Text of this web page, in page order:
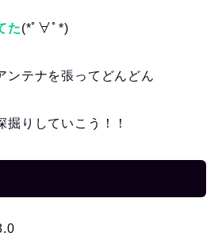
た(*ﾟ∀ﾟ*)
ンテナを張ってどんどん
りしていこう！！